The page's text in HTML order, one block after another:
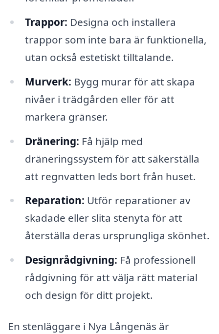
Trappor: Designa och installera
trappor som inte bara är funktionella,
utan också estetiskt tilltalande.
Murverk: Bygg murar för att skapa
nivåer i trädgården eller för att
markera gränser.
Dränering: Få hjälp med
dräneringssystem för att säkerställa
att regnvatten leds bort från huset.
Reparation: Utför reparationer av
skadade eller slita stenyta för att
återställa deras ursprungliga skönhet.
Designrådgivning: Få professionell
rådgivning för att välja rätt material
och design för ditt projekt.
En stenläggare i Nya Långenäs är